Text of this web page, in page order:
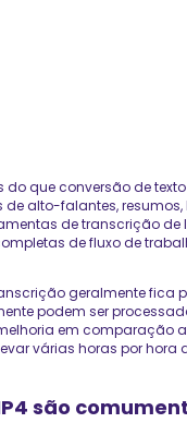
que conversão de
alto-falantes,
de transcrição de
de fluxo de
geralmente fica
podem ser
em comparação
várias horas por hora
são